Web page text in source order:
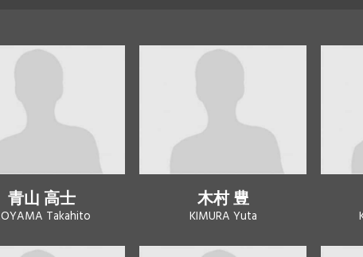
青山 高士
AOYAMA Takahito
木村 豊
KIMURA Yuta